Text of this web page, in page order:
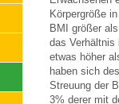
Jugendliche
Teenager: J1
Impfreaktionen
Impfsicherheit
Notdienste
Link-Tipps
Wachstum-
Körpergröße
BMI größer
das Verhältnis
etwas höher
haben sich
Streuung der
3% derer mit